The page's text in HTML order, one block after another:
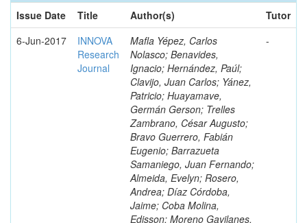
Issue Date
Title Author(s)
Tutor
6-Jun-2017
INNOVA
Research
Journal
Mafla Yépez, Carlos
Nolasco; Benavides,
Ignacio; Hernández, Paúl;
Clavijo, Juan Carlos; Yánez,
Patricio; Huayamave,
Germán Gerson; Trelles
Zambrano, César Augusto;
Bravo Guerrero, Fabián
Eugenio; Barrazueta
Samaniego, Juan Fernando;
Almeida, Evelyn; Rosero,
Andrea; Díaz Córdoba,
Jaime; Coba Molina,
Edisson; Moreno Gavilanes,
-